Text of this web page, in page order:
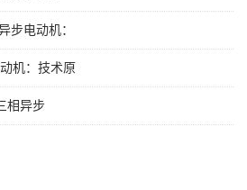
步电动机：
机：技术原
相异步